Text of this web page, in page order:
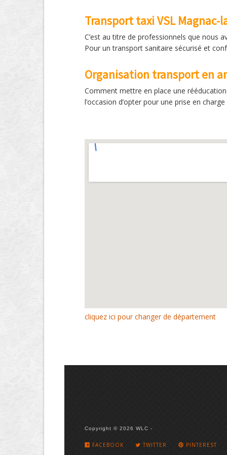
Transport taxi VSL
C’est au titre de professionnels que nous
Pour un transport sanitaire sécurisé et
Organisation transport en
Comment mettre en place une
l’occasion d’opter pour une prise en
cliquez ici pour changer de département
Copyright © 2026 WLC -
FACEBOOK TWITTER PINTEREST